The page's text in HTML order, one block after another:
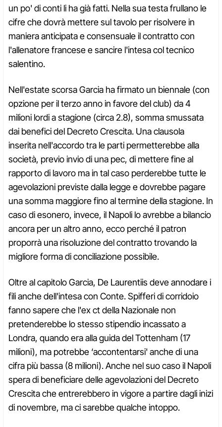
un po' di conti li ha già fatti. Nella sua testa frullano le
cifre che dovrà mettere sul tavolo per risolvere in
maniera anticipata e consensuale il contratto con
l'allenatore francese e sancire l'intesa col tecnico
salentino.
Nell'estate scorsa Garcia ha firmato un biennale (con
opzione per il terzo anno in favore del club) da 4
milioni lordi a stagione (circa 2.8), somma smussata
dai benefici del Decreto Crescita. Una clausola
inserita nell'accordo tra le parti permetterebbe alla
società, previo invio di una pec, di mettere fine al
rapporto di lavoro ma in tal caso perderebbe tutte le
agevolazioni previste dalla legge e dovrebbe pagare
una somma maggiore fino al termine della stagione. In
caso di esonero, invece, il Napoli lo avrebbe a bilancio
ancora per un altro anno, ecco perché il patron
proporrà una risoluzione del contratto trovando la
migliore forma di conciliazione possibile.
Oltre al capitolo Garcia, De Laurentiis deve annodare i
fili anche dell'intesa con Conte. Spifferi di corridoio
fanno sapere che l'ex ct della Nazionale non
pretenderebbe lo stesso stipendio incassato a
Londra, quando era alla guida del Tottenham (17
milioni), ma potrebbe ‘accontentarsi' anche di una
cifra più bassa (8 milioni). Anche nel suo caso il Napoli
spera di beneficiare delle agevolazioni del Decreto
Crescita che entrerebbero in vigore a partire dagli inizi
di novembre, ma ci sarebbe qualche intoppo.